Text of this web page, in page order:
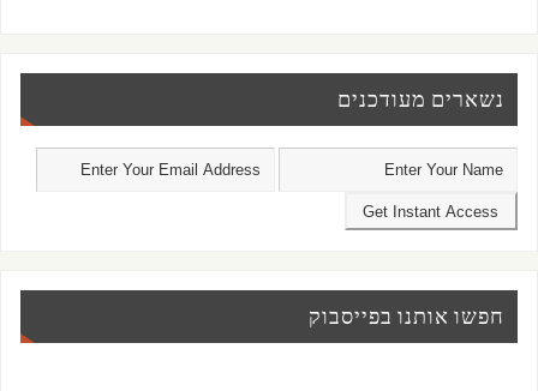
נשארים מעודכנים
חפשו אותנו בפייסבוק